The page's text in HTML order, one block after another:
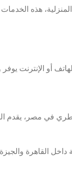
هذه
أو
يقدم
القاهرة